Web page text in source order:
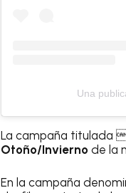
Una
La campaña titulada
Otoño/Invierno de la
En la campaña